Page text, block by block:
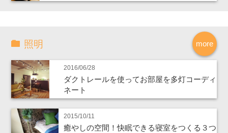
more
照明
2016/06/28
ダクトレールを使ってお部屋を多灯コーディ
ネート
2015/10/11
癒やしの空間！快眠できる寝室をつくる３つ